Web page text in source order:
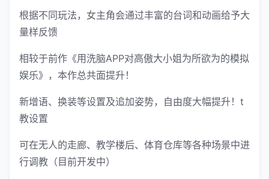
根据不同玩法，女主角会通过丰富的台词和动画给予大
量样反馈
相较于前作《用洗脑APP对高傲大小姐为所欲为的模拟
娱乐》，本作总共面提升！
新增语、换装等设置及追加姿势，自由度大幅提升！t
教设置
可在无人的走廊、教学楼后、体育仓库等各种场景中进
行调教（目前开发中）